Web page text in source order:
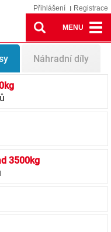
Přihlášení Registrace
MENU
Náhradní díly
3500kg